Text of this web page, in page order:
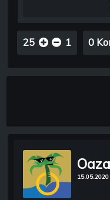
25 1 0